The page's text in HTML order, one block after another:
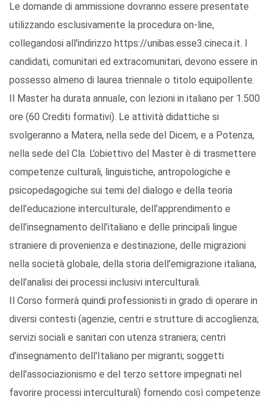
Le domande di ammissione dovranno essere presentate
utilizzando esclusivamente la procedura on-line,
collegandosi all'indirizzo https://unibas.esse3.cineca.it. I
candidati, comunitari ed extracomunitari, devono essere in
possesso almeno di laurea triennale o titolo equipollente.
Il Master ha durata annuale, con lezioni in italiano per 1.500
ore (60 Crediti formativi). Le attività didattiche si
svolgeranno a Matera, nella sede del Dicem, e a Potenza,
nella sede del Cla. L’obiettivo del Master è di trasmettere
competenze culturali, linguistiche, antropologiche e
psicopedagogiche sui temi del dialogo e della teoria
dell’educazione interculturale, dell’apprendimento e
dell’insegnamento dell’italiano e delle principali lingue
straniere di provenienza e destinazione, delle migrazioni
nella società globale, della storia dell’emigrazione italiana,
dell’analisi dei processi inclusivi interculturali.
Il Corso formerà quindi professionisti in grado di operare in
diversi contesti (agenzie, centri e strutture di accoglienza;
servizi sociali e sanitari con utenza straniera; centri
d’insegnamento dell'Italiano per migranti; soggetti
dell'associazionismo e del terzo settore impegnati nel
favorire processi interculturali) fornendo così competenze